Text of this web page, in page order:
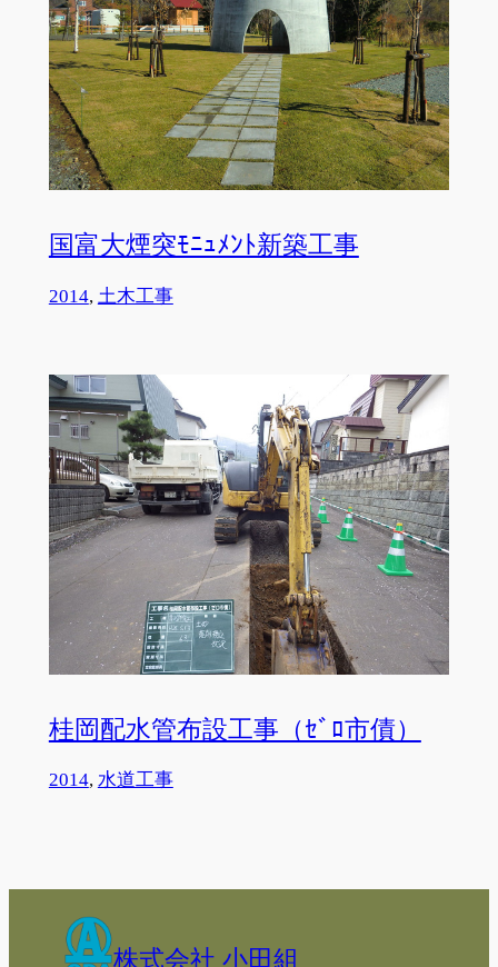
国富大煙突ﾓﾆｭﾒﾝﾄ新築工事
2014, 土木工事
桂岡配水管布設工事（ｾﾞﾛ市債）
2014, 水道工事
株式会社 小田組